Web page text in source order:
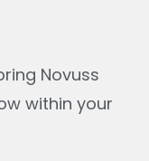
Novuss
within your